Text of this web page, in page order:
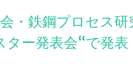
・鉄鋼プロセス
ター発表会“で発表